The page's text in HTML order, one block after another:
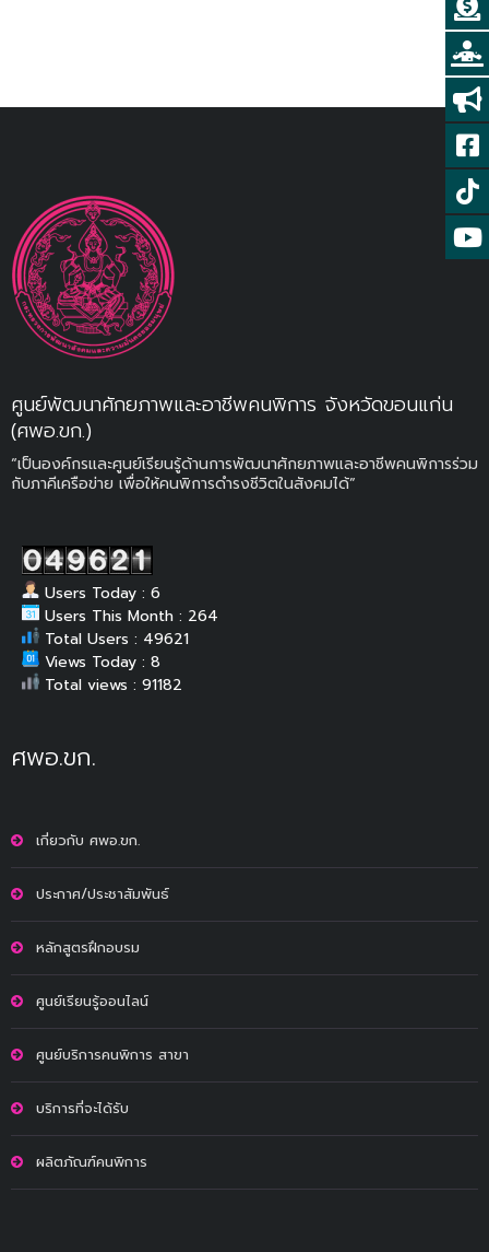
ศูนย์พัฒนาศักยภาพและอาชีพคนพิการ จังหวัดขอนแก่น
(ศพอ.ขก.)
“เป็นองค์กรและศูนย์เรียนรู้ด้านการพัฒนาศักยภาพและอาชีพคนพิการร่วม
กับภาคีเครือข่าย เพื่อให้คนพิการดำรงชีวิตในสังคมได้”
Users Today : 6
Users This Month : 264
Total Users : 49621
Views Today : 8
Total views : 91182
ศพอ.ขก.
เกี่ยวกับ ศพอ.ขก.
ประกาศ/ประชาสัมพันธ์
หลักสูตรฝึกอบรม
ศูนย์เรียนรู้ออนไลน์
ศูนย์บริการคนพิการ สาขา
บริการที่จะได้รับ
ผลิตภัณฑ์คนพิการ